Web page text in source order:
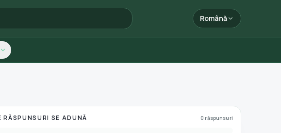
Română
RĂSPUNSURI SE ADUNĂ 0 răspunsuri